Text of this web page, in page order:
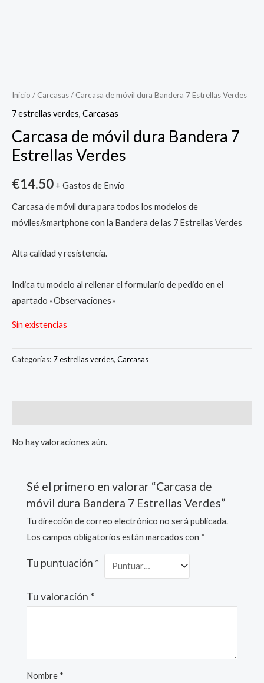
Inicio / Carcasas/ Carcasa de móvil dura Bandera 7 Estrellas Verdes
7 estrellas verdes, Carcasas
Carcasa de móvil dura Bandera 7
Estrellas Verdes
€14.50 + Gastos de Envío
Carcasa de móvil dura para todos los modelos de
móviles/smartphone con la Bandera de las 7 Estrellas Verdes
Alta calidad y resistencia.
Indica tu modelo al rellenar el formulario de pedido en el
apartado «Observaciones»
Sin existencias
Categorías: 7 estrellas verdes, Carcasas
No hay valoraciones aún.
Sé el primero en valorar “Carcasa de
móvil dura Bandera 7 Estrellas Verdes”
Tu dirección de correo electrónico no será publicada.
Los campos obligatorios están marcados con *
Tu puntuación *
Tu valoración *
Nombre *